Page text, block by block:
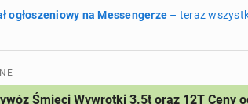
ogłoszeniowy na Messengerze – teraz
Śmieci Wywrotki 3.5t oraz 12T Ceny